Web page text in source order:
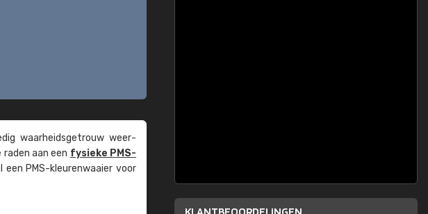
waarheids­­getrouw weer­
aan een fysieke PMS-
PMS-kleuren­waaier voor